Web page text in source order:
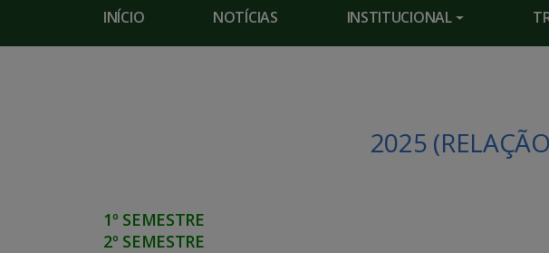
INÍCIO NOTÍCIAS INSTITUCIONAL
2025
1º SEMESTRE
2º SEMESTRE